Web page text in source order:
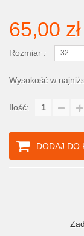
65,00 zł
Rozmiar : 32
Wysokość w
Ilość:
DODAJ DO